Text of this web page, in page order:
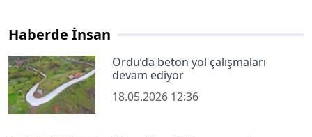
Haberde İnsan
Ordu’da beton yol çalışmaları
devam ediyor
18.05.2026 12:36